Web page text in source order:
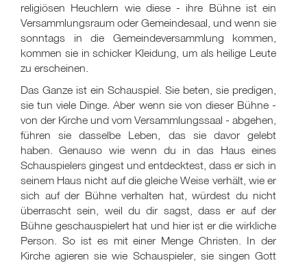
religiösen Heuchlern wie diese - ihre Bühne ist ein
Versammlungsraum oder Gemeindesaal, und wenn sie
sonntags in die Gemeindeversammlung kommen,
kommen sie in schicker Kleidung, um als heilige Leute
zu erscheinen.
Das Ganze ist ein Schauspiel. Sie beten, sie predigen,
sie tun viele Dinge. Aber wenn sie von dieser Bühne -
von der Kirche und vom Versammlungssaal - abgehen,
führen sie dasselbe Leben, das sie davor gelebt
haben. Genauso wie wenn du in das Haus eines
Schauspielers gingest und entdecktest, dass er sich in
seinem Haus nicht auf die gleiche Weise verhält, wie er
sich auf der Bühne verhalten hat, würdest du nicht
überrascht sein, weil du dir sagst, dass er auf der
Bühne geschauspielert hat und hier ist er die wirkliche
Person. So ist es mit einer Menge Christen. In der
Kirche agieren sie wie Schauspieler, sie singen Gott